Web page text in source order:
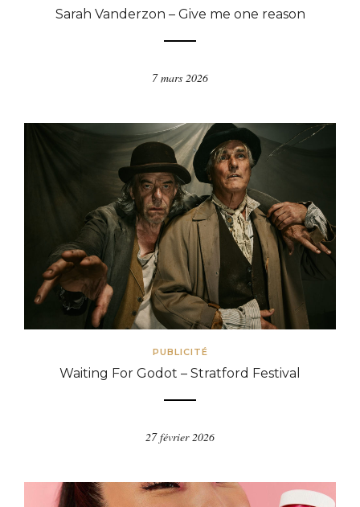
Sarah Vanderzon – Give me one reason
7 mars 2026
PUBLICITÉ
Waiting For Godot – Stratford Festival
27 février 2026